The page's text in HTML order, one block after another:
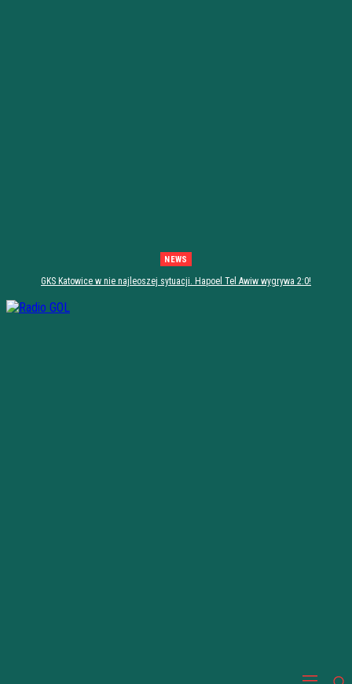
NEWS
GKS Katowice w nie najleoszej sytuacji. Hapoel Tel Awiw wygrywa 2:0!